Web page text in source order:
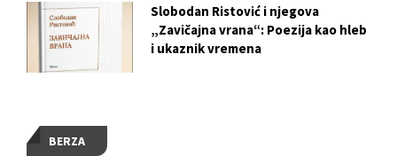
BERZA
Slobodan Ristović i njegova
„Zavičajna vrana“: Poezija kao hleb
i ukaznik vremena